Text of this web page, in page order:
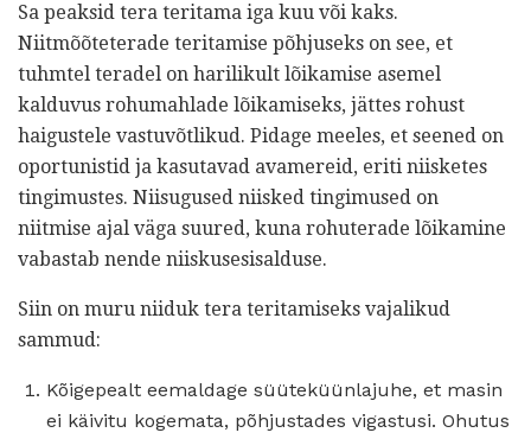
Sa peaksid tera teritama iga kuu või kaks.
Niitmõõteterade teritamise põhjuseks on see, et
tuhmtel teradel on harilikult lõikamise asemel
kalduvus rohumahlade lõikamiseks, jättes rohust
haigustele vastuvõtlikud. Pidage meeles, et seened on
oportunistid ja kasutavad avamereid, eriti niisketes
tingimustes. Niisugused niisked tingimused on
niitmise ajal väga suured, kuna rohuterade lõikamine
vabastab nende niiskusesisalduse.
Siin on muru niiduk tera teritamiseks vajalikud
sammud:
Kõigepealt eemaldage süüteküünlajuhe, et masin
ei käivitu kogemata, põhjustades vigastusi. Ohutus